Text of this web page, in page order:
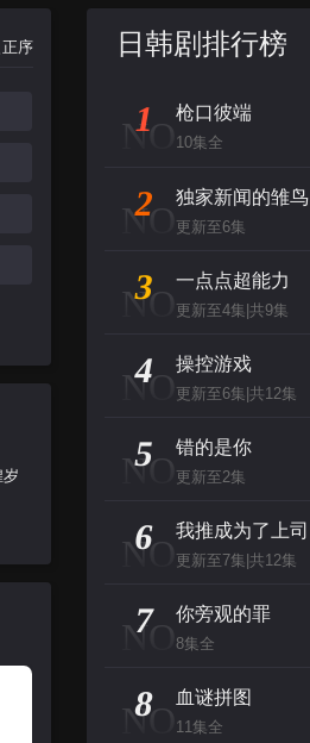
正序 日韩剧排行榜
NO
1 枪口彼端
10集全
NO
2 独家新闻的雏鸟
更新至6集
NO
3 一点点超能力
更新至4集|共9集
NO
4 操控游戏
更新至6集|共12集
NO
5 错的是你
更新至2集
NO
6
更新至7集|共12集
NO
7 你旁观的罪
8集全
NO
8 血谜拼图
11集全